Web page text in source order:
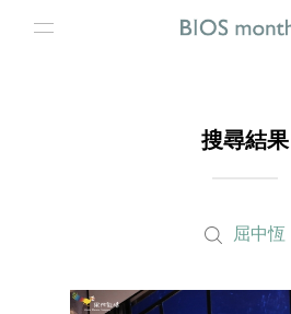
搜尋結果
屈中恆